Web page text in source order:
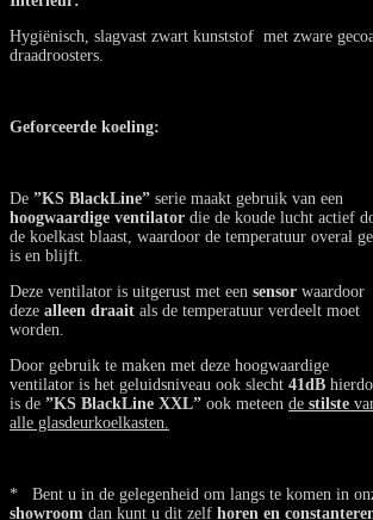
Hygiënisch, slagvast zwart kunststof met zware
draadroosters.
Geforceerde koeling:
De ”KS BlackLine” serie maakt gebruik van een
hoogwaardige ventilator die de koude lucht actief
de koelkast blaast, waardoor de temperatuur overal
is en blijft.
Deze ventilator is uitgerust met een sensor waardoor
deze alleen draait als de temperatuur verdeelt moet
worden.
Door gebruik te maken met deze hoogwaardige
ventilator is het geluidsniveau ook slecht 41dB
is de ”KS BlackLine XXL” ook meteen de stilste
alle glasdeurkoelkasten.
* Bent u in de gelegenheid om langs te komen in
showroom dan kunt u dit zelf horen en